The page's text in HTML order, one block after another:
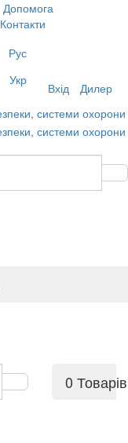
Допомога
Контакти
Рус
Укр
Вхід Дилер
0 Товарів